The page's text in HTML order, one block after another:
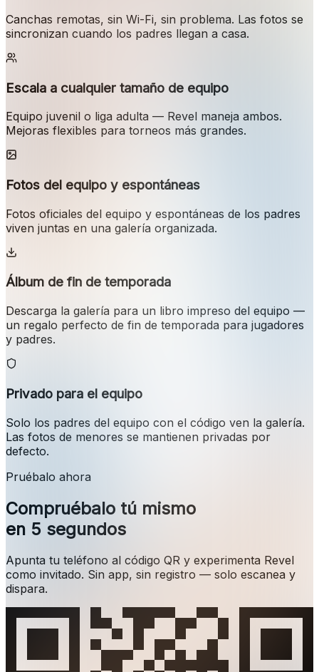
Canchas remotas, sin Wi-Fi, sin problema. Las fotos se
sincronizan cuando los padres llegan a casa.
Escala a cualquier tamaño de equipo
Equipo juvenil o liga adulta — Revel maneja ambos.
Mejoras flexibles para torneos más grandes.
Fotos del equipo y espontáneas
Fotos oficiales del equipo y espontáneas de los padres
viven juntas en una galería organizada.
Álbum de fin de temporada
Descarga la galería para un libro impreso del equipo —
un regalo perfecto de fin de temporada para jugadores
y padres.
Privado para el equipo
Solo los padres del equipo con el código ven la galería.
Las fotos de menores se mantienen privadas por
defecto.
Pruébalo ahora
Compruébalo tú mismo
en 5 segundos
Apunta tu teléfono al código QR y experimenta Revel
como invitado. Sin app, sin registro — solo escanea y
dispara.